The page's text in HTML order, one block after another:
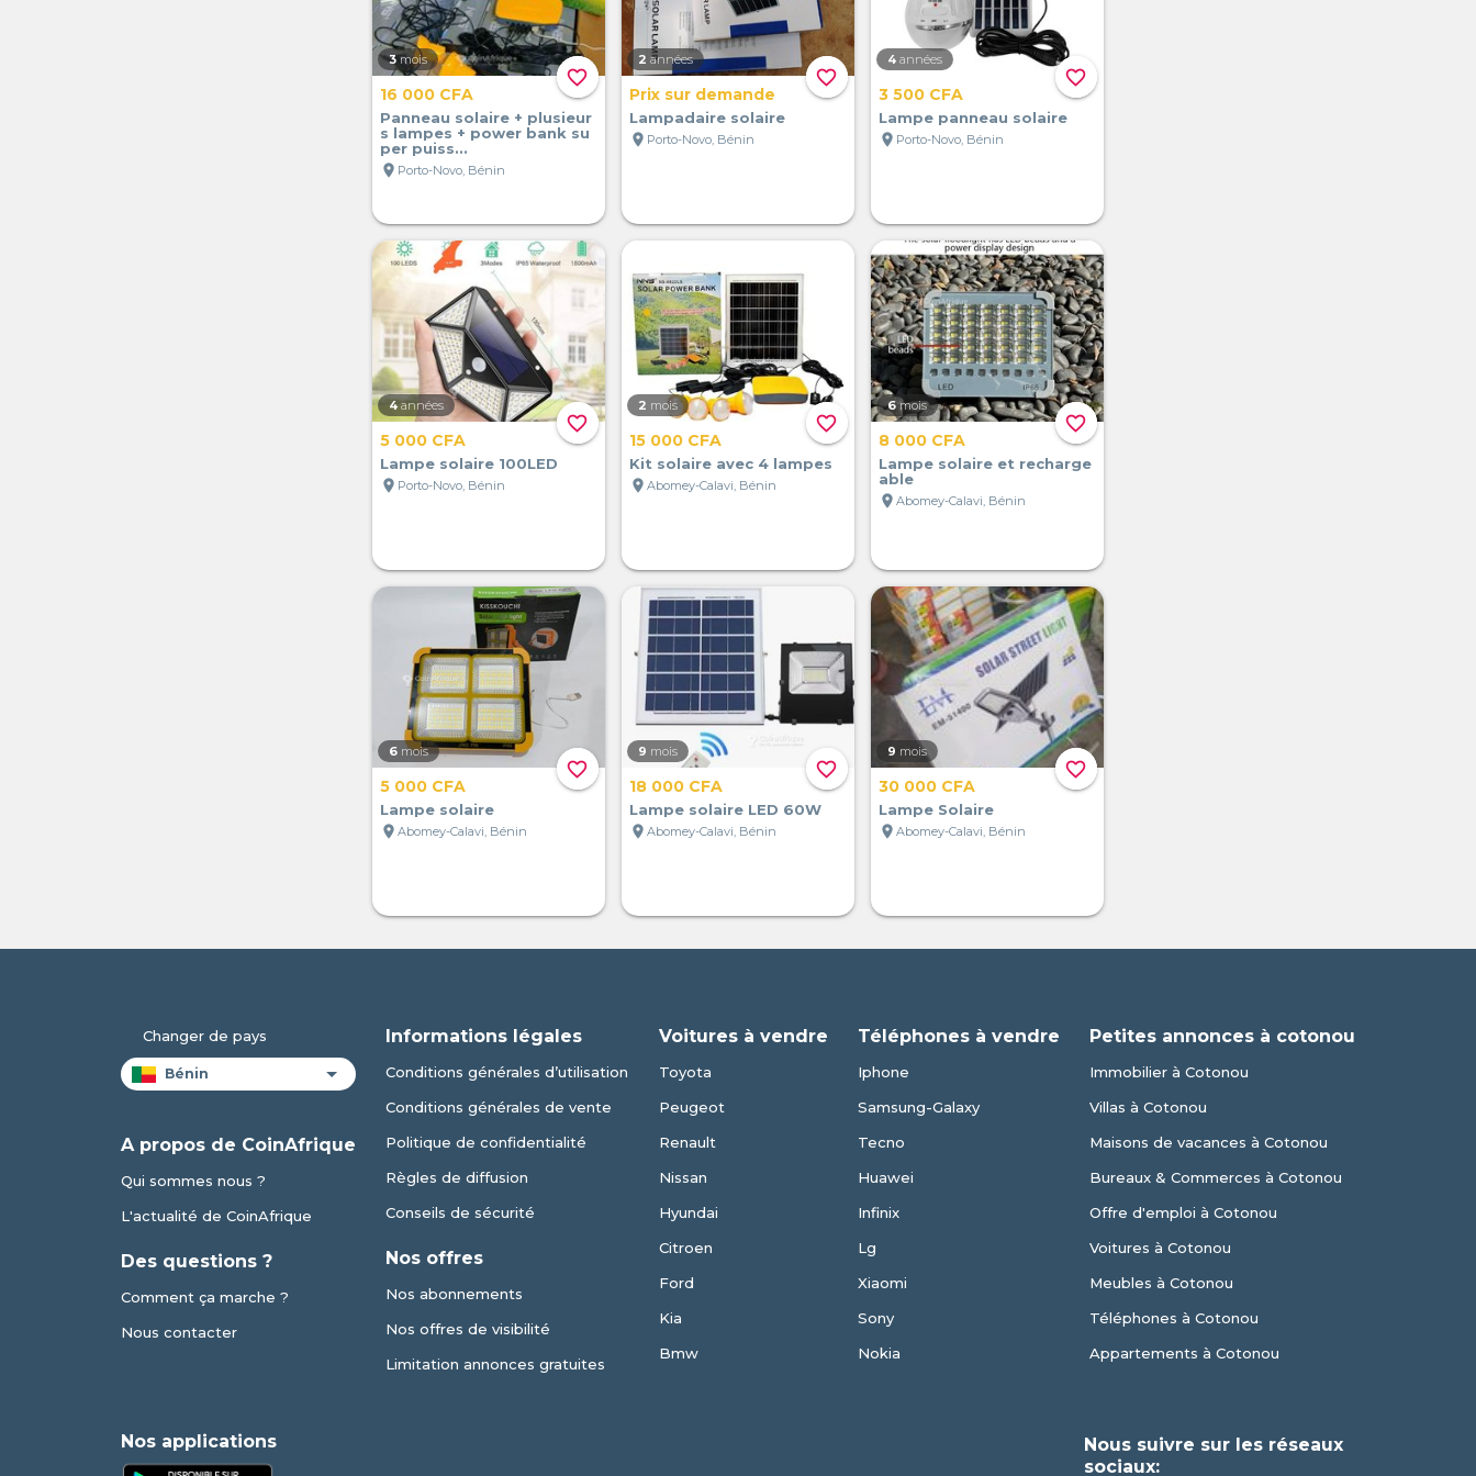
favorite_border
3 mois
16 000 CFA
Panneau solaire + plusieur
s lampes + power bank su
per puiss...
location_on Porto-Novo, Bénin
favorite_border
2 années
Prix sur demande
Lampadaire solaire
location_on Porto-Novo, Bénin
favorite_border
4 années
3 500 CFA
Lampe panneau solaire
location_on Porto-Novo, Bénin
favorite_border
4 années
5 000 CFA
Lampe solaire 100LED
location_on Porto-Novo, Bénin
favorite_border
2 mois
15 000 CFA
Kit solaire avec 4 lampes
location_on Abomey-Calavi, Bénin
favorite_border
6 mois
8 000 CFA
Lampe solaire et recharge
able
location_on Abomey-Calavi, Bénin
favorite_border
6 mois
5 000 CFA
Lampe solaire
location_on Abomey-Calavi, Bénin
favorite_border
9 mois
18 000 CFA
Lampe solaire LED 60W
location_on Abomey-Calavi, Bénin
favorite_border
9 mois
30 000 CFA
Lampe Solaire
location_on Abomey-Calavi, Bénin
Changer de pays
A propos de CoinAfrique
Qui sommes nous ?
L'actualité de CoinAfrique
Des questions ?
Comment ça marche ?
Nous contacter
Informations légales
Conditions générales d’utilisation
Conditions générales de vente
Politique de confidentialité
Règles de diffusion
Conseils de sécurité
Nos offres
Nos abonnements
Nos offres de visibilité
Limitation annonces gratuites
Voitures à vendre
Toyota
Peugeot
Renault
Nissan
Hyundai
Citroen
Ford
Kia
Bmw
Téléphones à vendre
Iphone
Samsung-Galaxy
Tecno
Huawei
Infinix
Lg
Xiaomi
Sony
Nokia
Petites annonces à cotonou
Immobilier à Cotonou
Villas à Cotonou
Maisons de vacances à Cotonou
Bureaux & Commerces à Cotonou
Offre d'emploi à Cotonou
Voitures à Cotonou
Meubles à Cotonou
Téléphones à Cotonou
Appartements à Cotonou
Nos applications
Nous suivre sur les réseaux
sociaux: